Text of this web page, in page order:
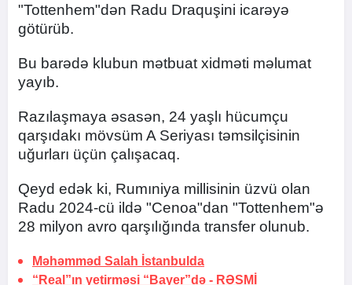
"Tottenhem"dən Radu Draquşini icarəyə
götürüb.
Bu barədə klubun mətbuat xidməti məlumat
yayıb.
Razılaşmaya əsasən, 24 yaşlı hücumçu
qarşıdakı mövsüm A Seriyası təmsilçisinin
uğurları üçün çalışacaq.
Qeyd edək ki, Rumıniya millisinin üzvü olan
Radu 2024-cü ildə "Cenoa"dan "Tottenhem"ə
28 milyon avro qarşılığında transfer olunub.
Məhəmməd Salah İstanbulda
“Real”ın yetirməsi “Bayer”də - RƏSMİ